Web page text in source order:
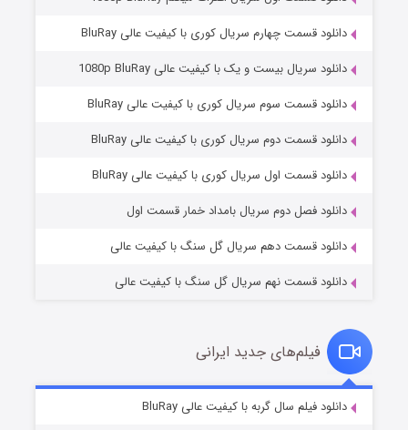
وستی ها
قسمت۱ (زیرنویس) منتشر شد
قسمت۶ (زیرنویس) منتشر شد
دانلود قسمت چهارم سریال کوری با کیفیت عالی BluRay
دانلود سریال بیست و یک با کیفیت عالی 1080p BluRay
دانلود قسمت سوم سریال کوری با کیفیت عالی BluRay
دانلود قسمت دوم سریال کوری با کیفیت عالی BluRay
دانلود قسمت اول سریال کوری با کیفیت عالی BluRay
دانلود فصل دوم سریال بامداد خمار قسمت اول
دانلود قسمت دهم سریال گل سنگ با کیفیت عالی
دانلود قسمت نهم سریال گل سنگ با کیفیت عالی
فیلم‌های جدید ایرانی
دانلود فیلم سال گربه با کیفیت عالی BluRay